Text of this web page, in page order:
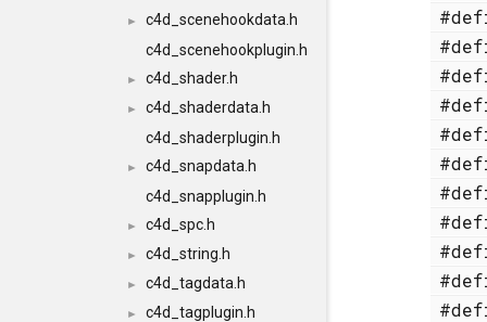
►
c4d_scenehookdata.h
c4d_scenehookplugin.h
► c4d_shader.h
►
c4d_shaderdata.h
c4d_shaderplugin.h
►
c4d_snapdata.h
c4d_snapplugin.h
► c4d_spc.h
► c4d_string.h
► c4d_tagdata.h
► c4d_tagplugin.h